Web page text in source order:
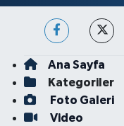
Ana Sayfa
Kategoriler
Foto Galeri
Video